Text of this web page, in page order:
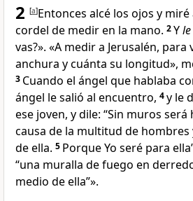
2 [a]Entonces alcé los ojos y
cordel de medir en la mano. 2Yle
vas?». «A medir a Jerusalén, para
anchura y cuánta su longitud»,
3 Cuando el ángel que hablaba
ángel le salió al encuentro, 4y le
ese joven, y dile: “Sin muros será
causa de la multitud de hombres
de ella. 5 Porque Yo seré para
“una muralla de fuego en
medio de ella”».